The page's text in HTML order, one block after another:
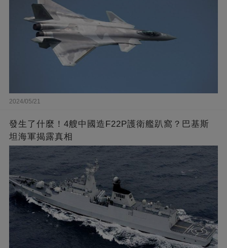
2024/05/21
發生了什麼！4艘中國造F22P護衛艦趴窩？巴基斯
坦海軍揭露真相